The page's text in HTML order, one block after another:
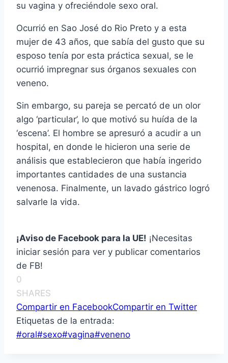
su vagina y ofreciéndole sexo oral.
Ocurrió en Sao José do Rio Preto y a esta
mujer de 43 años, que sabí­a del gusto que su
esposo tení­a por esta práctica sexual, se le
ocurrió impregnar sus órganos sexuales con
veneno.
Sin embargo, su pareja se percató de un olor
algo ‘particular’, lo que motivó su huí­da de la
‘escena’. El hombre se apresuró a acudir a un
hospital, en donde le hicieron una serie de
análisis que establecieron que habí­a ingerido
importantes cantidades de una sustancia
venenosa. Finalmente, un lavado gástrico logró
salvarle la vida.
¡Aviso de Facebook para la UE! ¡Necesitas
iniciar sesión para ver y publicar comentarios
de FB!
0
SHARES
Compartir en FacebookCompartir en Twitter
Etiquetas de la entrada:
#oral#sexo#vagina#veneno